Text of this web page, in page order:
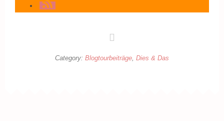
Category: Blogtourbeiträge, Dies & Das